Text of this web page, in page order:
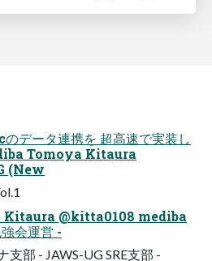
データ連携を 超高速で実装し
Tomoya Kitaura
(New
Kitaura @kitta0108 mediba
会運営 -
支部 - JAWS-UG SRE支部 -